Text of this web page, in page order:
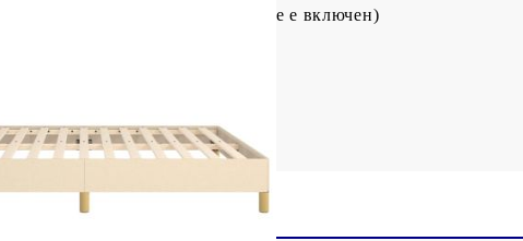
180 x 200 см (Ш x Д) (матракът не е включен)